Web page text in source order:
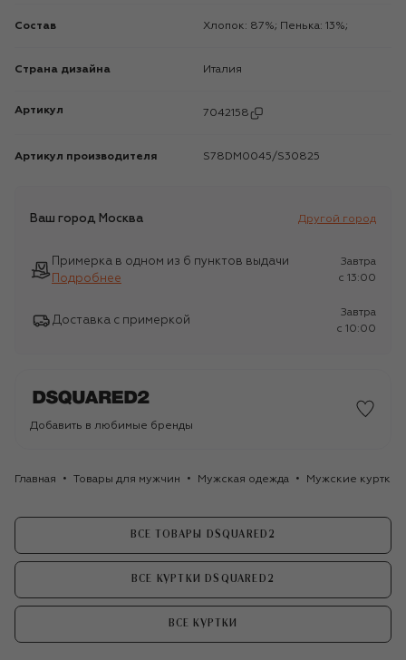
Состав Хлопок: 87%; Пенька: 13%;
Страна дизайна Италия
Артикул 7042158
Артикул производителя S78DM0045/S30825
Ваш город Москва Другой город
Примерка в одном из 6 пунктов выдачи
Подробнее
Завтра
c 13:00
Доставка с примеркой
Завтра
c 10:00
Добавить в любимые бренды
Главная Товары для мужчин Мужская одежда Мужские куртки
ВСЕ ТОВАРЫ DSQUARED2
ВСЕ КУРТКИ DSQUARED2
ВСЕ КУРТКИ